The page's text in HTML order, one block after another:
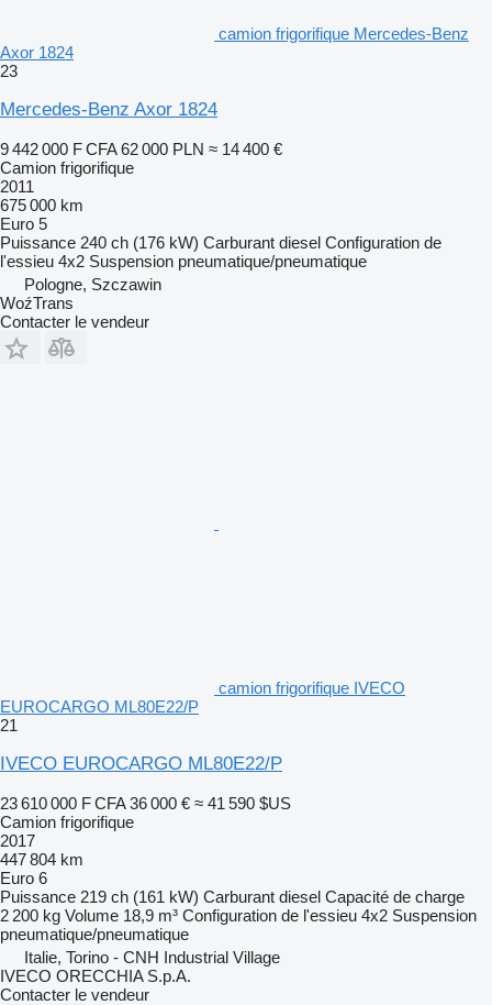
camion frigorifique Mercedes-Benz
Axor 1824
23
Mercedes-Benz Axor 1824
9 442 000 F CFA 62 000 PLN ≈ 14 400 €
Camion frigorifique
2011
675 000 km
Euro 5
Puissance 240 ch (176 kW) Carburant diesel Configuration de
l'essieu 4x2 Suspension pneumatique/pneumatique
Pologne, Szczawin
WoźTrans
Contacter le vendeur
camion frigorifique IVECO
EUROCARGO ML80E22/P
21
IVECO EUROCARGO ML80E22/P
23 610 000 F CFA 36 000 € ≈ 41 590 $US
Camion frigorifique
2017
447 804 km
Euro 6
Puissance 219 ch (161 kW) Carburant diesel Capacité de charge
2 200 kg Volume 18,9 m³ Configuration de l'essieu 4x2 Suspension
pneumatique/pneumatique
Italie, Torino - CNH Industrial Village
IVECO ORECCHIA S.p.A.
Contacter le vendeur